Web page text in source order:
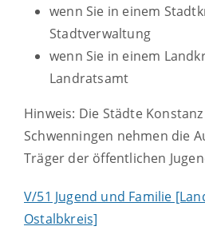
wenn Sie in einem
Stadtverwaltung
wenn Sie in einem
Landratsamt
Hinweis: Die Städte
Schwenningen nehmen die
Träger der öffentlichen
V/51 Jugend und Familie
Ostalbkreis]